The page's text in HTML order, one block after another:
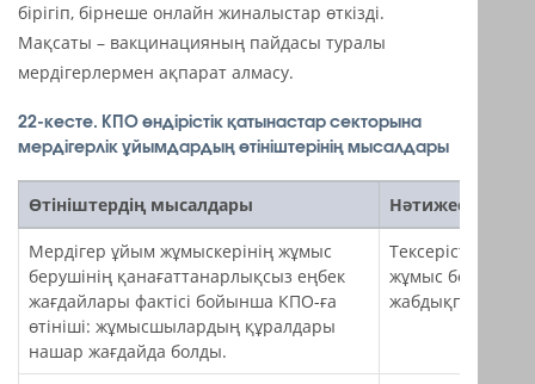
бірігіп, бірнеше онлайн жиналыстар өткізді.
Мақсаты – вакцинацияның пайдасы туралы
мердігерлермен ақпарат алмасу.
22-кесте. КПО өндірістік қатынастар секторына
мердігерлік ұйымдардың өтініштерінің мысалдары
Өтініштердің мысалдары Нәтижесі
Мердігер ұйым жұмыскерінің жұмыс
берушінің қанағаттанарлықсыз еңбек
жағдайлары фактісі бойынша КПО-ға
өтініші: жұмысшылардың құралдары
нашар жағдайда болды.
Тексерістің
жұмыс беруші
жабдықпен